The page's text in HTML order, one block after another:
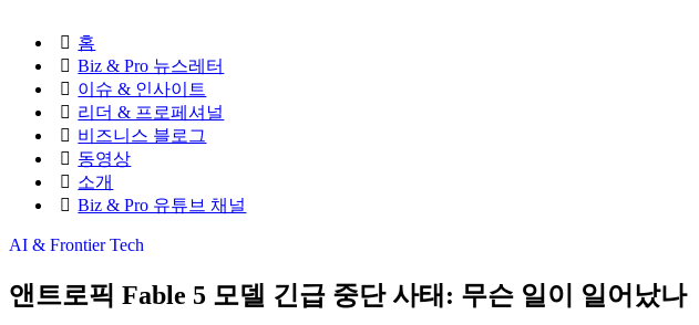
홈
Biz & Pro 뉴스레터
이슈 & 인사이트
리더 & 프로페셔널
비즈니스 블로그
동영상
소개
Biz & Pro 유튜브 채널
AI & Frontier Tech
앤트로픽 Fable 5 모델 긴급 중단 사태: 무슨 일이 일어났나